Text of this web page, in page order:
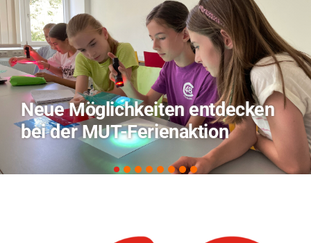
TVO berichtet über Forschung
zu KI in der Landwirtschaft